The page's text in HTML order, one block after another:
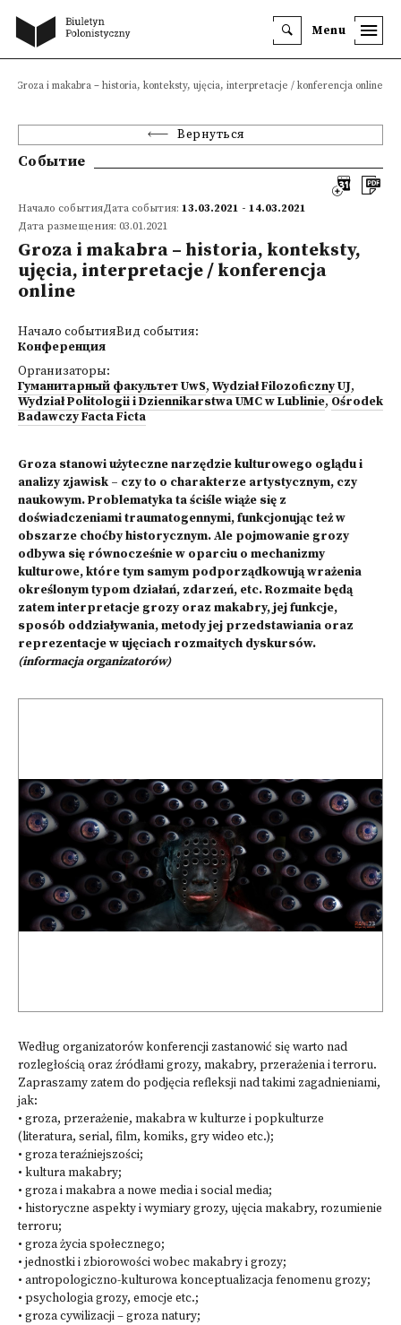
Menu
Groza i makabra – historia, konteksty, ujęcia, interpretacje / konferencja online
Вернуться
Событие
Начало событияДата события: 13.03.2021 - 14.03.2021
Дата размещения: 03.01.2021
Groza i makabra – historia, konteksty,
ujęcia, interpretacje / konferencja
online
Начало событияВид события:
Конференция
Организаторы:
Гуманитарный факультет UwS, Wydział Filozoficzny UJ,
Wydział Politologii i Dziennikarstwa UMC w Lublinie, Ośrodek
Badawczy Facta Ficta
Groza stanowi użyteczne narzędzie kulturowego oglądu i
analizy zjawisk – czy to o charakterze artystycznym, czy
naukowym. Problematyka ta ściśle wiąże się z
doświadczeniami traumatogennymi, funkcjonując też w
obszarze choćby historycznym. Ale pojmowanie grozy
odbywa się równocześnie w oparciu o mechanizmy
kulturowe, które tym samym podporządkowują wrażenia
określonym typom działań, zdarzeń, etc. Rozmaite będą
zatem interpretacje grozy oraz makabry, jej funkcje,
sposób oddziaływania, metody jej przedstawiania oraz
reprezentacje w ujęciach rozmaitych dyskursów.
(informacja organizatorów)
Według organizatorów konferencji zastanowić się warto nad
rozległością oraz źródłami grozy, makabry, przerażenia i terroru.
Zapraszamy zatem do podjęcia refleksji nad takimi zagadnieniami,
jak:
• groza, przerażenie, makabra w kulturze i popkulturze
(literatura, serial, film, komiks, gry wideo etc.);
• groza teraźniejszości;
• kultura makabry;
• groza i makabra a nowe media i social media;
• historyczne aspekty i wymiary grozy, ujęcia makabry, rozumienie
terroru;
• groza życia społecznego;
• jednostki i zbiorowości wobec makabry i grozy;
• antropologiczno-kulturowa konceptualizacja fenomenu grozy;
• psychologia grozy, emocje etc.;
• groza cywilizacji – groza natury;